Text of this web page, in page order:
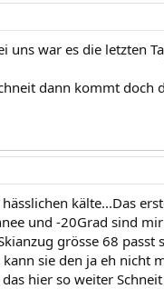
war es die letzten
dann kommt doch
kälte...Das
und -20Grad sind
grösse 68
sie den ja eh nicht
hier so weiter